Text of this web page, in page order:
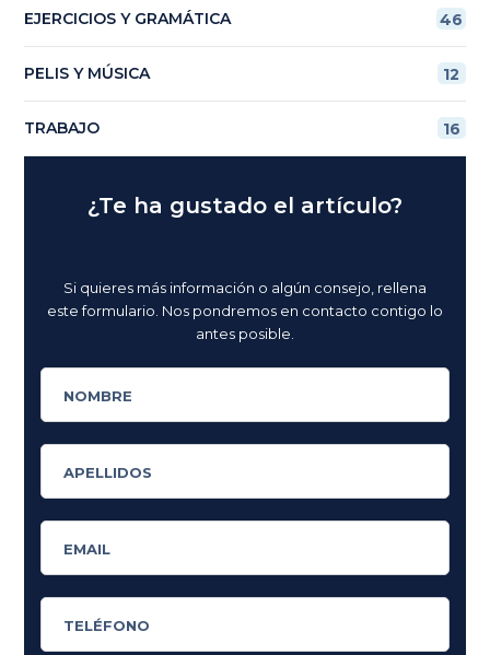
EJERCICIOS Y GRAMÁTICA 46
PELIS Y MÚSICA 12
TRABAJO 16
¿Te ha gustado el artículo?
Si quieres más información o algún consejo, rellena
este formulario. Nos pondremos en contacto contigo lo
antes posible.